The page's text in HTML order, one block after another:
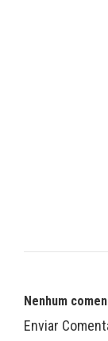
Nenhum
Enviar